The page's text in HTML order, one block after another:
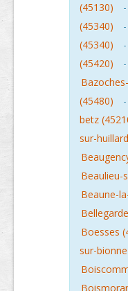
(45130)
-
(45340)
-
(45340)
-
(45420)
-
(45480)
-
betz
sur-
Beaulieu-
Beaune-
Boesses
sur-